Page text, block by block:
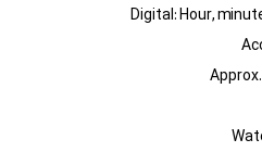
Digital: Hour,